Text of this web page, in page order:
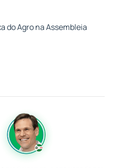
do Agro na Assembleia